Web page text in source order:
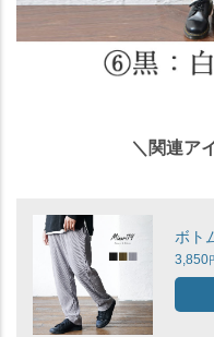
＼関連ア
3,850